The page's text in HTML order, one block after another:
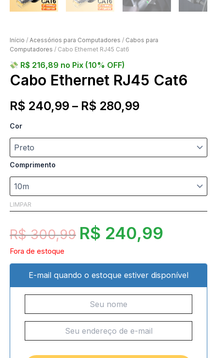
Início / Acessórios para Computadores / Cabos para
Computadores / Cabo Ethernet RJ45 Cat6
R$ 216,89 no Pix (10% OFF)
Cabo Ethernet RJ45 Cat6
R$ 240,99 – R$ 280,99
Cor
Comprimento
LIMPAR
R$300,99 R$ 240,99
Fora de estoque
E-mail quando o estoque estiver disponível